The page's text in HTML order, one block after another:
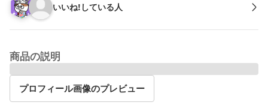
いいね!している人
商品の説明
プロフィール画像のプレビュー